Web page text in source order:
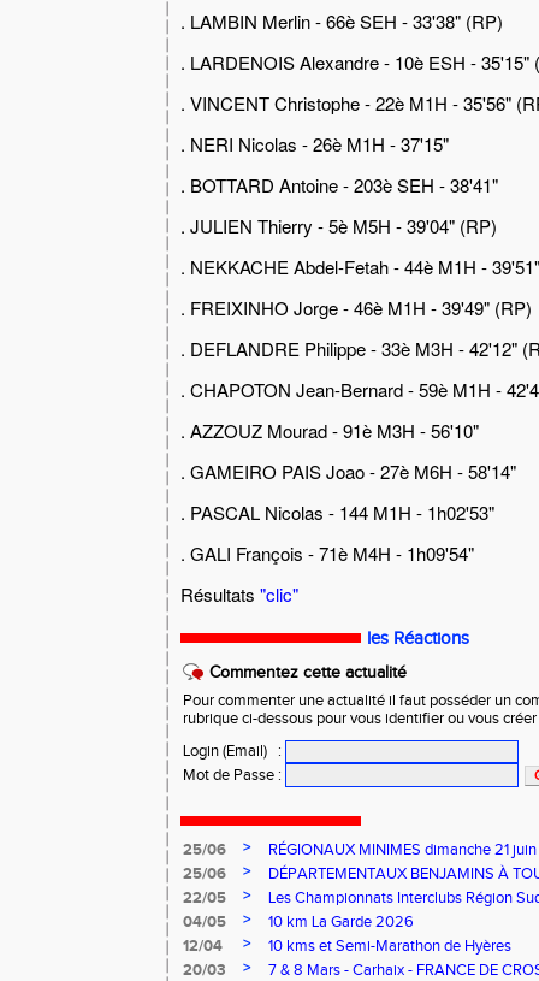
. LAMBIN Merlin - 66è SEH - 33'38" (RP)
. LARDENOIS Alexandre - 10è ESH - 35'15"
. VINCENT Christophe - 22è M1H - 35'56"
. NERI Nicolas - 26è M1H - 37'15"
. BOTTARD Antoine - 203è SEH - 38'41"
. JULIEN Thierry - 5è M5H - 39'04" (RP)
. NEKKACHE Abdel-Fetah - 44è M1H - 39'51"
. FREIXINHO Jorge - 46è M1H - 39'49" (RP)
. DEFLANDRE Philippe - 33è M3H - 42'12"
. CHAPOTON Jean-Bernard - 59è M1H -
. AZZOUZ Mourad - 91è M3H - 56'10"
. GAMEIRO PAIS Joao - 27è M6H - 58'14"
. PASCAL Nicolas - 144 M1H - 1h02'53"
. GALI François - 71è M4H - 1h09'54"
Résultats "clic"
les Réactions
Commentez cette actualité
Pour commenter une actualité il faut posséder un
rubrique ci-dessous pour vous identifier ou vous
Login (Email)
:
Mot de Passe :
25/06 >
RÉGIONAUX MINIMES dimanche 21
25/06
>
DÉPARTEMENTAUX BENJAMINS À
22/05
>
Les Championnats Interclubs Région
04/05
>
10 km La Garde 2026
12/04
>
10 kms et Semi-Marathon de Hyères
20/03
>
7 & 8 Mars - Carhaix - FRANCE DE